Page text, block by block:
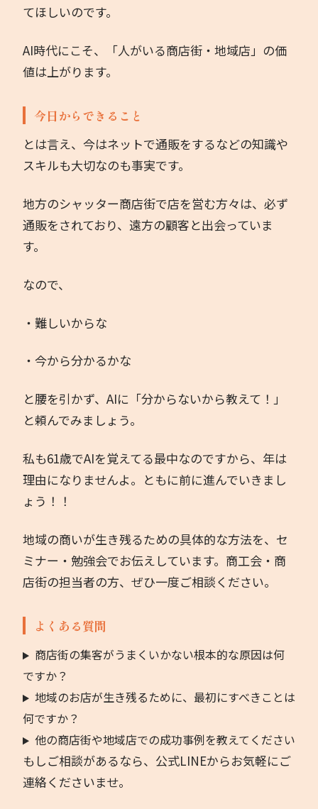
てほしいのです。
AI時代にこそ、「人がいる商店街・地域店」の価
値は上がります。
今日からできること
とは言え、今はネットで通販をするなどの知識や
スキルも大切なのも事実です。
地方のシャッター商店街で店を営む方々は、必ず
通販をされており、遠方の顧客と出会っていま
す。
なので、
・難しいからな
・今から分かるかな
と腰を引かず、AIに「分からないから教えて！」
と頼んでみましょう。
私も61歳でAIを覚えてる最中なのですから、年は
理由になりませんよ。ともに前に進んでいきまし
ょう！！
地域の商いが生き残るための具体的な方法を、セ
ミナー・勉強会でお伝えしています。商工会・商
店街の担当者の方、ぜひ一度ご相談ください。
よくある質問
商店街の集客がうまくいかない根本的な原因は何
ですか？
地域のお店が生き残るために、最初にすべきことは
何ですか？
他の商店街や地域店での成功事例を教えてください
もしご相談があるなら、公式LINEからお気軽にご
連絡くださいませ。